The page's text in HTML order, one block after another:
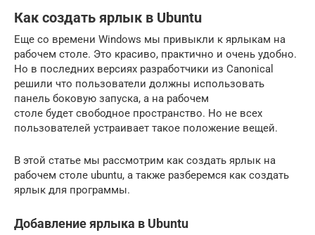
Как создать ярлык в Ubuntu
Еще со времени Windows мы привыкли к ярлыкам на
рабочем столе. Это красиво, практично и очень удобно.
Но в последних версиях разработчики из Canonical
решили что пользователи должны использовать
панель боковую запуска, а на рабочем
столе будет свободное пространство. Но не всех
пользователей устраивает такое положение вещей.
В этой статье мы рассмотрим как создать ярлык на
рабочем столе ubuntu, а также разберемся как создать
ярлык для программы.
Добавление ярлыка в Ubuntu